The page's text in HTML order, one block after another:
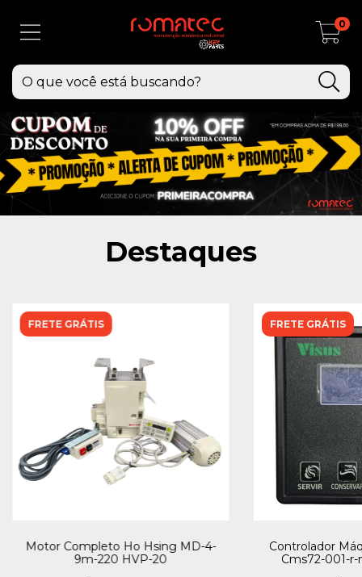
0
Destaques
FRETE GRÁTIS
Motor Completo Ho Hsing MD-4-
9m-220 HVP-20
FRETE GRÁTIS
Controlador
Cms72-001-